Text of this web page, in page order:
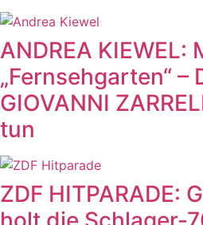
ANDREA KIEWEL:
„Fernsehgarten“ –
GIOVANNI
tun
ZDF HITPARADE: